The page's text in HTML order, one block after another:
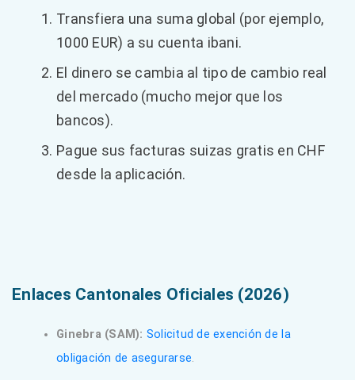
Transfiera una suma global (por ejemplo,
1000 EUR) a su cuenta ibani.
El dinero se cambia al tipo de cambio real
del mercado (mucho mejor que los
bancos).
Pague sus facturas suizas gratis en CHF
desde la aplicación.
Enlaces Cantonales Oficiales (2026)
Ginebra (SAM): Solicitud de exención de la
obligación de asegurarse.